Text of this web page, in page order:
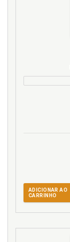
ADICIONAR AO
CARRINHO